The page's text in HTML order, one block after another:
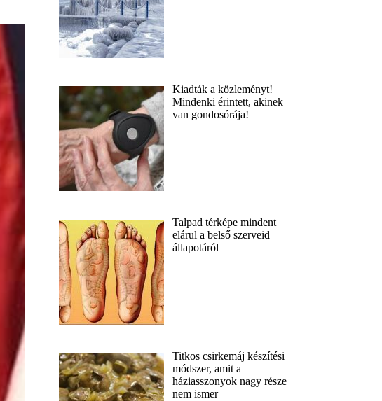
Kiadták a közleményt!
Mindenki érintett, akinek
van gondosórája!
Talpad térképe mindent
elárul a belső szerveid
állapotáról
Titkos csirkemáj készítési
módszer, amit a
háziasszonyok nagy része
nem ismer